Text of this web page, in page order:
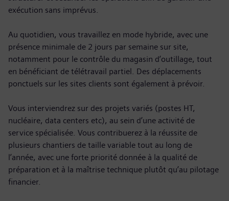
exécution sans imprévus.
Au quotidien, vous travaillez en mode hybride, avec une
présence minimale de 2 jours par semaine sur site,
notamment pour le contrôle du magasin d’outillage, tout
en bénéficiant de télétravail partiel. Des déplacements
ponctuels sur les sites clients sont également à prévoir.
Vous interviendrez sur des projets variés (postes HT,
nucléaire, data centers etc), au sein d’une activité de
service spécialisée. Vous contribuerez à la réussite de
plusieurs chantiers de taille variable tout au long de
l’année, avec une forte priorité donnée à la qualité de
préparation et à la maîtrise technique plutôt qu’au pilotage
financier.